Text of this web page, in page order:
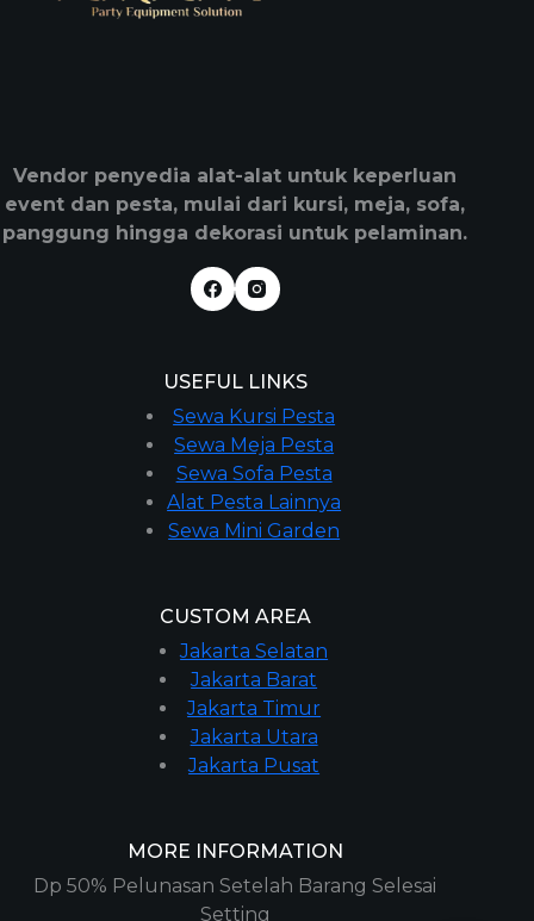
Vendor penyedia alat-alat untuk keperluan
event dan pesta, mulai dari kursi, meja, sofa,
panggung hingga dekorasi untuk pelaminan.
USEFUL LINKS
Sewa Kursi Pesta
Sewa Meja Pesta
Sewa Sofa Pesta
Alat Pesta Lainnya
Sewa Mini Garden
CUSTOM AREA
Jakarta Selatan
Jakarta Barat
Jakarta Timur
Jakarta Utara
Jakarta Pusat
MORE INFORMATION
Dp 50% Pelunasan Setelah Barang Selesai
Setting